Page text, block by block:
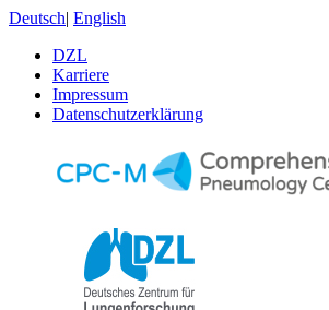
Deutsch| English
DZL
Karriere
Impressum
Datenschutzerklärung